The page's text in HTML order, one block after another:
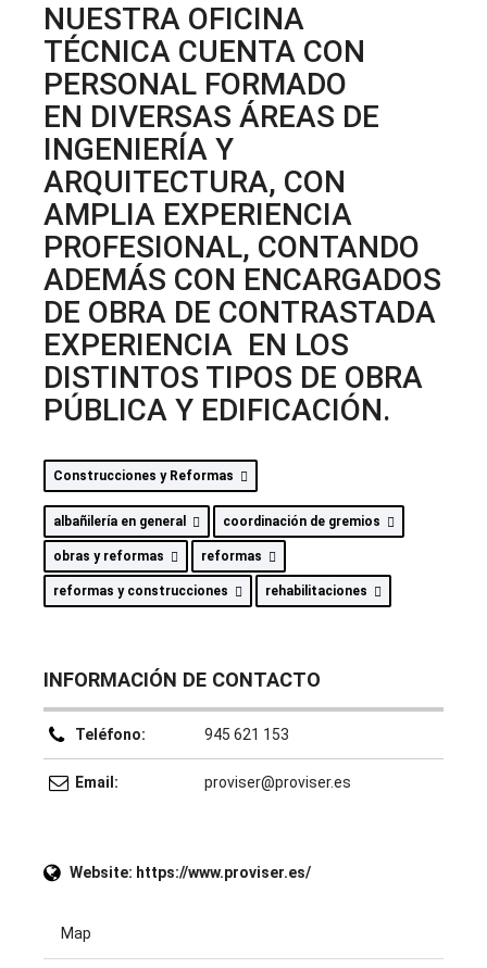
NUESTRA OFICINA
TÉCNICA CUENTA CON
PERSONAL FORMADO
EN DIVERSAS ÁREAS DE
INGENIERÍA Y
ARQUITECTURA, CON
AMPLIA EXPERIENCIA
PROFESIONAL, CONTANDO
ADEMÁS CON ENCARGADOS
DE OBRA DE CONTRASTADA
EXPERIENCIA EN LOS
DISTINTOS TIPOS DE OBRA
PÚBLICA Y EDIFICACIÓN.
Construcciones y Reformas
albañilería en general coordinación de gremios
obras y reformas reformas
reformas y construcciones rehabilitaciones
INFORMACIÓN DE CONTACTO
Teléfono: 945 621 153
Email: proviser@proviser.es
Website: https://www.proviser.es/
Map